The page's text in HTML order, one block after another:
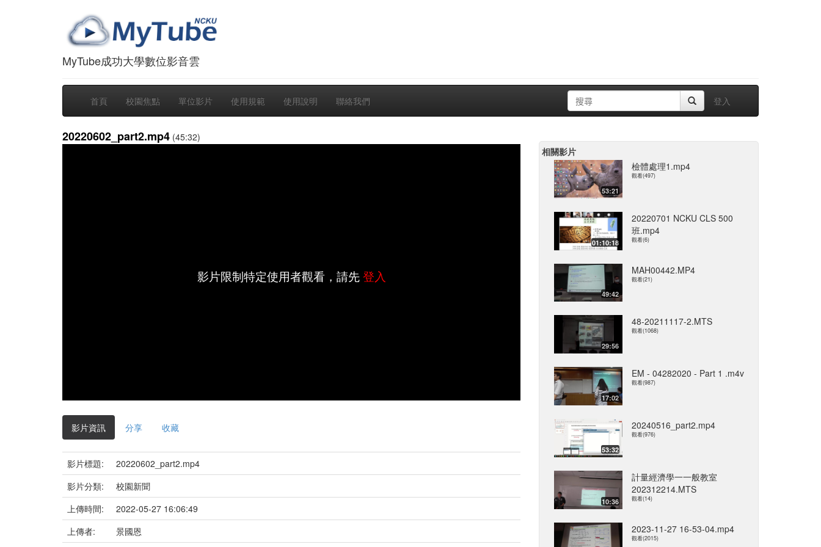
MyTube成功大學數位影音雲
首頁 校園焦點 單位影片 使用規範 使用說明 聯絡我們 登入
20220602_part2.mp4 (45:32)
影片限制特定使用者觀看，請先登入
影片資訊 分享 收藏
影片標題:
20220602_part2.mp4
影片分類:
校園新聞
上傳時間:
2022-05-27 16:06:49
上傳者:
景國恩
相關影片
53:21
檢體處理1.mp4
觀看(497)
01:10:18
20220701 NCKU CLS 500
班.mp4
觀看(6)
49:42
MAH00442.MP4
觀看(21)
29:56
48-20211117-2.MTS
觀看(1068)
17:02
EM - 04282020 - Part 1 .m4v
觀看(987)
53:32
20240516_part2.mp4
觀看(976)
10:36
計量經濟學一一般教室
202312214.MTS
觀看(14)
2023-11-27 16-53-04.mp4
觀看(2015)